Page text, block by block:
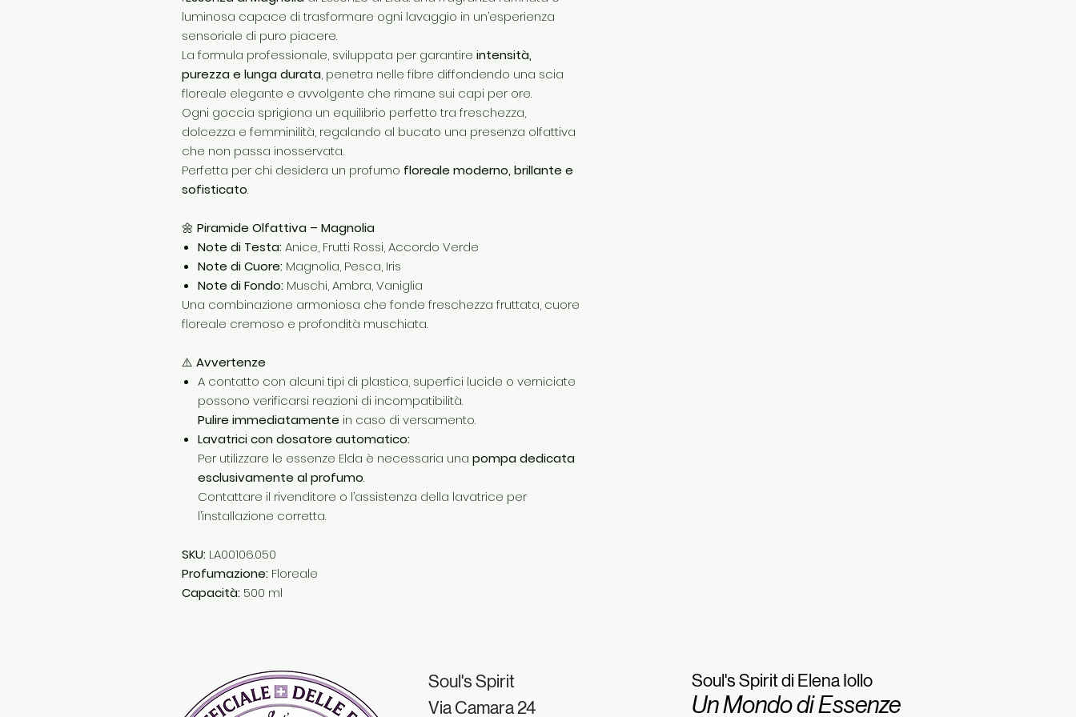
luminosa capace di trasformare ogni lavaggio in un’esperienza
sensoriale di puro piacere.
La formula professionale, sviluppata per garantire intensità,
purezza e lunga durata, penetra nelle fibre diffondendo una scia
floreale elegante e avvolgente che rimane sui capi per ore.
Ogni goccia sprigiona un equilibrio perfetto tra freschezza,
dolcezza e femminilità, regalando al bucato una presenza olfattiva
che non passa inosservata.
Perfetta per chi desidera un profumo floreale moderno, brillante e
sofisticato.
🌼 Piramide Olfattiva – Magnolia
Note di Testa:Anice, Frutti Rossi, Accordo Verde
Note di Cuore: Magnolia, Pesca, Iris
Note di Fondo: Muschi, Ambra, Vaniglia
Una combinazione armoniosa che fonde freschezza fruttata, cuore
floreale cremoso e profondità muschiata.
⚠️ Avvertenze
A contatto con alcuni tipi di plastica, superfici lucide o verniciate
possono verificarsi reazioni di incompatibilità.
Pulire immediatamente in caso di versamento.
Lavatrici con dosatore automatico:
Per utilizzare le essenze Elda è necessaria una pompa dedicata
esclusivamente al profumo.
Contattare il rivenditore o l’assistenza della lavatrice per
l’installazione corretta.
SKU: LA00106.050
Profumazione: Floreale
Capacità: 500 ml
Soul's Spirit
Via Camara 24
Soul's Spirit di Elena Iollo
Un Mondo di Essenze